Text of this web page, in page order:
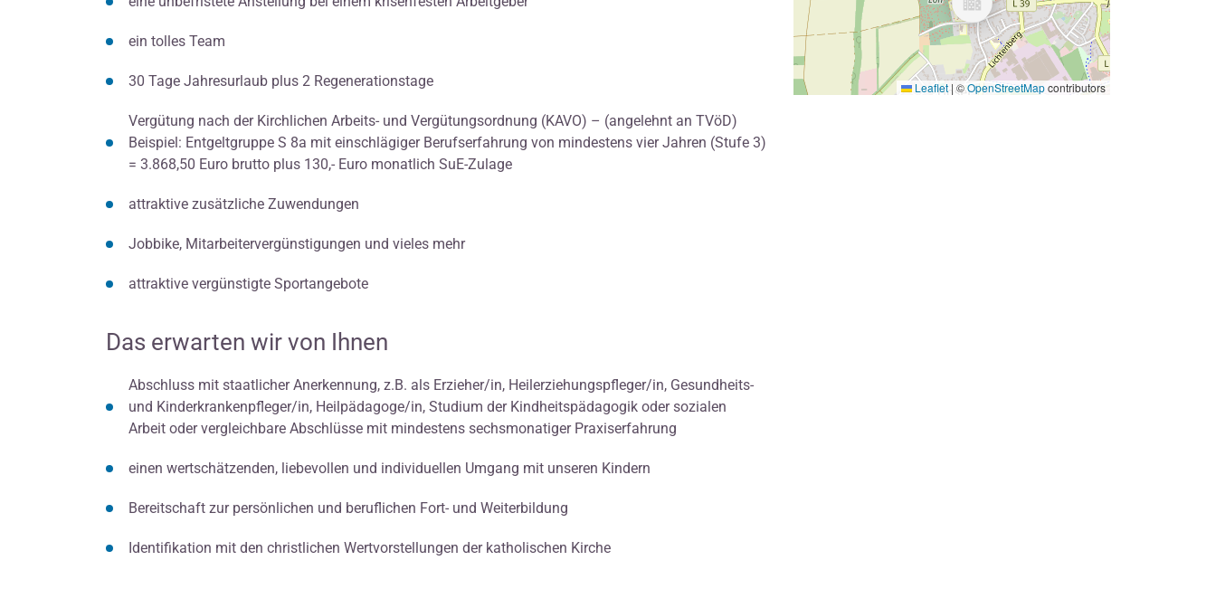
ein tolles Team
30 Tage Jahresurlaub plus 2 Regenerationstage
Vergütung nach der Kirchlichen Arbeits- und Vergütungsordnung (KAVO) – (angelehnt an TVöD)
Beispiel: Entgeltgruppe S 8a mit einschlägiger Berufserfahrung von mindestens vier Jahren (Stufe 3)
= 3.868,50 Euro brutto plus 130,- Euro monatlich SuE-Zulage
attraktive zusätzliche Zuwendungen
Jobbike, Mitarbeitervergünstigungen und vieles mehr
attraktive vergünstigte Sportangebote
Das erwarten wir von Ihnen
Abschluss mit staatlicher Anerkennung, z.B. als Erzieher/in, Heilerziehungspfleger/in, Gesundheits-
und Kinderkrankenpfleger/in, Heilpädagoge/in, Studium der Kindheitspädagogik oder sozialen
Arbeit oder vergleichbare Abschlüsse mit mindestens sechsmonatiger Praxiserfahrung
einen wertschätzenden, liebevollen und individuellen Umgang mit unseren Kindern
Bereitschaft zur persönlichen und beruflichen Fort- und Weiterbildung
Identifikation mit den christlichen Wertvorstellungen der katholischen Kirche
Leaflet |©OpenStreetMapcontributors